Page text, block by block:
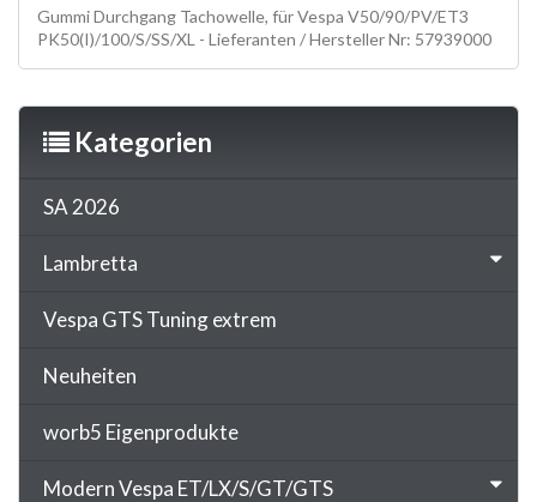
Gummi Durchgang Tachowelle, für Vespa V50/90/PV/ET3
PK50(I)/100/S/SS/XL - Lieferanten / Hersteller Nr: 57939000
Kategorien
SA 2026
Lambretta
Vespa GTS Tuning extrem
Neuheiten
worb5 Eigenprodukte
Modern Vespa ET/LX/S/GT/GTS